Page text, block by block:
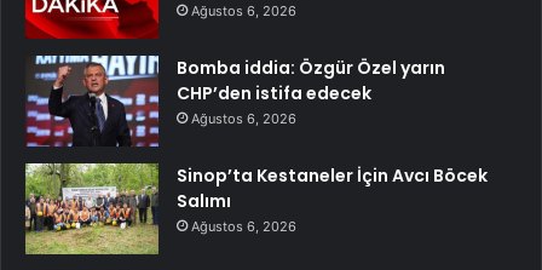
Ağustos 6, 2026
Bomba iddia: Özgür Özel yarın
CHP’den istifa edecek
Ağustos 6, 2026
Sinop’ta Kestaneler İçin Avcı Böcek
Salımı
Ağustos 6, 2026